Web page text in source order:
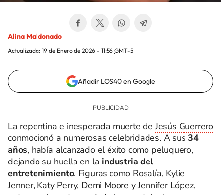
Alina Maldonado
Actualizada: 19 de Enero de 2026 - 11:56 GMT-5
Añadir LOS40 en Google
La repentina e inesperada muerte deJesús Guerrero
conmocionó a numerosas celebridades. A sus34
años, había alcanzado el éxito como peluquero,
dejando su huella en la industria del
entretenimiento. Figuras como Rosalía, Kylie
Jenner, Katy Perry, Demi Moore y Jennifer López,